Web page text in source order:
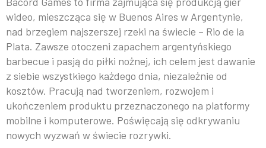
wideo, mieszcząca się w Buenos Aires w Argentynie,
nad brzegiem najszerszej rzeki na świecie – Rio de la
Plata. Zawsze otoczeni zapachem argentyńskiego
barbecue i pasją do piłki nożnej, ich celem jest dawanie
z siebie wszystkiego każdego dnia, niezależnie od
kosztów. Pracują nad tworzeniem, rozwojem i
ukończeniem produktu przeznaczonego na platformy
mobilne i komputerowe. Poświęcają się odkrywaniu
nowych wyzwań w świecie rozrywki.